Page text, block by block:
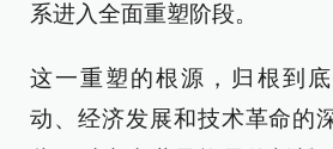
系进入全面重塑阶段。
这一重塑的根源，归根到
动、经济发展和技术革命的